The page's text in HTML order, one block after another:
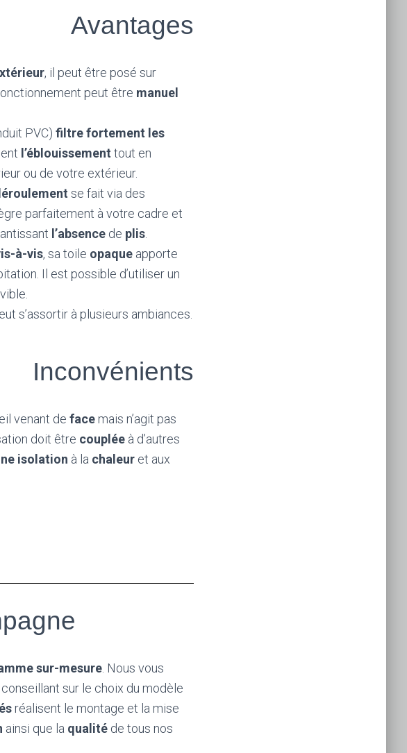
Avantages
, il peut être posé sur
peut être manuel
PVC) filtre fortement les
l’éblouissement tout en
ou de votre extérieur.
se fait via des
parfaitement à votre cadre et
l’absence de plis
à-vis, sa toile opaque apporte
Il est possible d’utiliser un
s’assortir à plusieurs ambiances.
Inconvénients
venant de face mais n’agit pas
doit être couplée à d’autres
isolation à la chaleur et aux
sur-mesure . Nous vous
sur le choix du modèle
réalisent le montage et la mise
ainsi que la qualité de tous nos